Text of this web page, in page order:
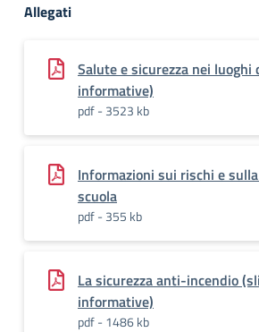
Allegati
Salute e sicurezza nei luoghi
informative)
pdf - 3523 kb
Informazioni sui rischi e
scuola
pdf - 355 kb
La sicurezza anti-incendio
informative)
pdf - 1486 kb